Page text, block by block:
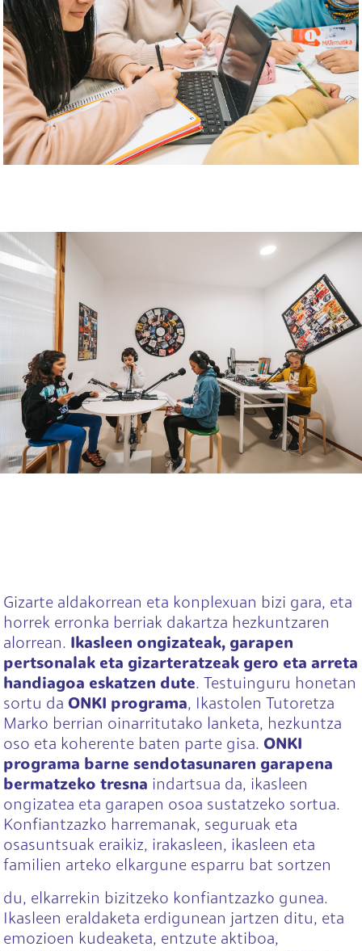
Gizarte aldakorrean eta konplexuan bizi gara, eta
horrek erronka berriak dakartza hezkuntzaren
alorrean. Ikasleen ongizateak, garapen
pertsonalak eta gizarteratzeak gero eta arreta
handiagoa eskatzen dute. Testuinguru honetan
sortu da ONKI programa, Ikastolen Tutoretza
Marko berrian oinarritutako lanketa, hezkuntza
oso eta koherente baten parte gisa. ONKI
programa barne sendotasunaren garapena
bermatzeko tresna indartsua da, ikasleen
ongizatea eta garapen osoa sustatzeko sortua.
Konfiantzazko harremanak, seguruak eta
osasuntsuak eraikiz, irakasleen, ikasleen eta
familien arteko elkargune esparru bat sortzen
du, elkarrekin bizitzeko konfiantzazko gunea.
Ikasleen eraldaketa erdigunean jartzen ditu, eta
emozioen kudeaketa, entzute aktiboa,